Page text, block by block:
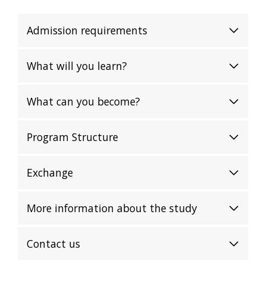
Admission requirements
What will you learn?
What can you become?
Program Structure
Exchange
More information about the study
Contact us